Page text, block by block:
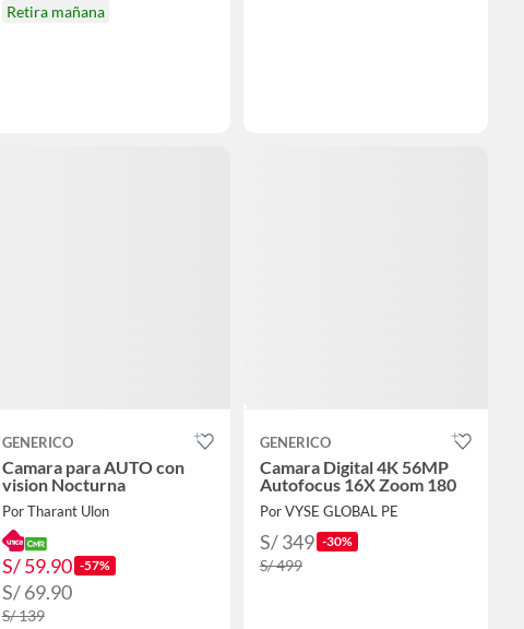
Retira mañana
GENERICO
Camara para AUTO con
vision Nocturna
Por Tharant Ulon
S/ 59.90 -57%
S/ 69.90
S/ 139
GENERICO
Camara Digital 4K 56MP
Autofocus 16X Zoom 180
Por VYSE GLOBAL PE
S/ 349 -30%
S/ 499